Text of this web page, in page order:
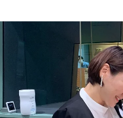
トピックス
TBS Podcast
お知らせ
イベント・グッズ
YouTube
会社情報